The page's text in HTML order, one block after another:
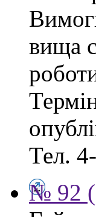
вища
Тел.
№ 92